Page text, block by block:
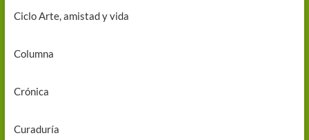
Ciclo Arte, amistad y vida
Columna
Crónica
Curaduría